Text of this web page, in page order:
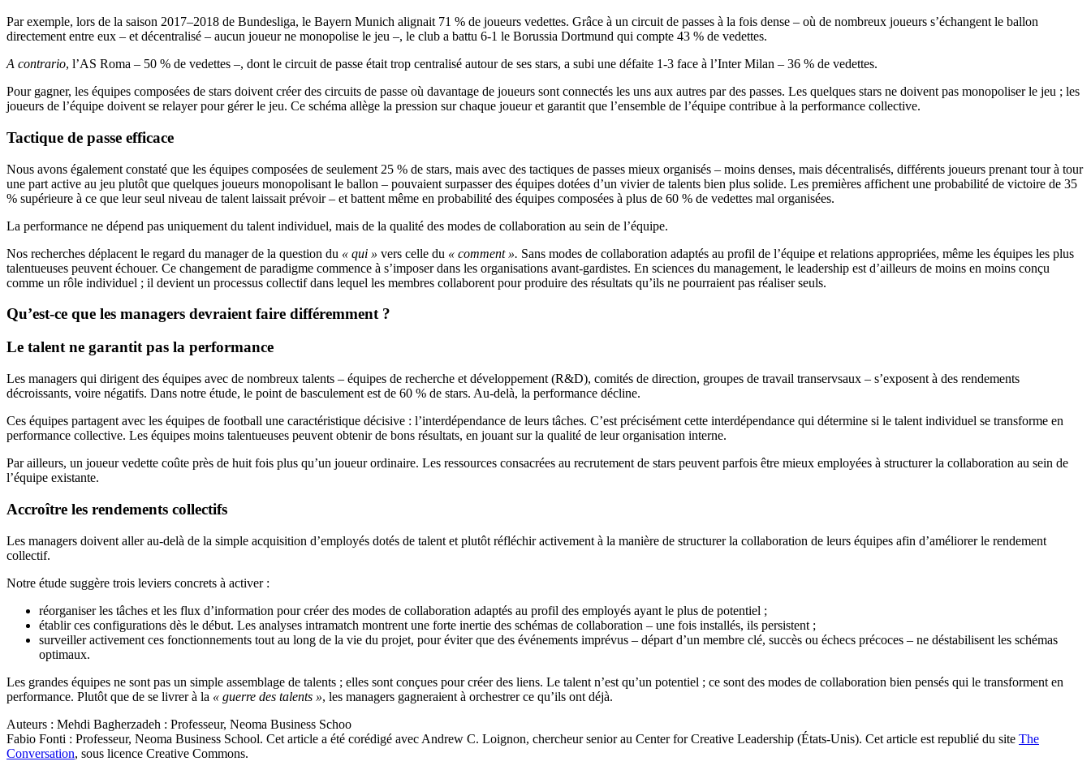
Par exemple, lors de la saison 2017–2018 de Bundesliga, le Bayern Munich alignait 71 % de joueurs vedettes. Grâce à un circuit de passes à la fois dense – où de nombreux joueurs s’échangent le ballon
directement entre eux – et décentralisé – aucun joueur ne monopolise le jeu –, le club a battu 6-1 le Borussia Dortmund qui compte 43 % de vedettes.
A contrario, l’AS Roma – 50 % de vedettes –, dont le circuit de passe était trop centralisé autour de ses stars, a subi une défaite 1-3 face à l’Inter Milan – 36 % de vedettes.
Pour gagner, les équipes composées de stars doivent créer des circuits de passe où davantage de joueurs sont connectés les uns aux autres par des passes. Les quelques stars ne doivent pas monopoliser le jeu ; les
joueurs de l’équipe doivent se relayer pour gérer le jeu. Ce schéma allège la pression sur chaque joueur et garantit que l’ensemble de l’équipe contribue à la performance collective.
Tactique de passe efficace
Nous avons également constaté que les équipes composées de seulement 25 % de stars, mais avec des tactiques de passes mieux organisés – moins denses, mais décentralisés, différents joueurs prenant tour à tour
une part active au jeu plutôt que quelques joueurs monopolisant le ballon – pouvaient surpasser des équipes dotées d’un vivier de talents bien plus solide. Les premières affichent une probabilité de victoire de 35
% supérieure à ce que leur seul niveau de talent laissait prévoir – et battent même en probabilité des équipes composées à plus de 60 % de vedettes mal organisées.
La performance ne dépend pas uniquement du talent individuel, mais de la qualité des modes de collaboration au sein de l’équipe.
Nos recherches déplacent le regard du manager de la question du « qui » vers celle du « comment ». Sans modes de collaboration adaptés au profil de l’équipe et relations appropriées, même les équipes les plus
talentueuses peuvent échouer. Ce changement de paradigme commence à s’imposer dans les organisations avant-gardistes. En sciences du management, le leadership est d’ailleurs de moins en moins conçu
comme un rôle individuel ; il devient un processus collectif dans lequel les membres collaborent pour produire des résultats qu’ils ne pourraient pas réaliser seuls.
Qu’est-ce que les managers devraient faire différemment ?
Le talent ne garantit pas la performance
Les managers qui dirigent des équipes avec de nombreux talents – équipes de recherche et développement (R&D), comités de direction, groupes de travail transervsaux – s’exposent à des rendements
décroissants, voire négatifs. Dans notre étude, le point de basculement est de 60 % de stars. Au-delà, la performance décline.
Ces équipes partagent avec les équipes de football une caractéristique décisive : l’interdépendance de leurs tâches. C’est précisément cette interdépendance qui détermine si le talent individuel se transforme en
performance collective. Les équipes moins talentueuses peuvent obtenir de bons résultats, en jouant sur la qualité de leur organisation interne.
Par ailleurs, un joueur vedette coûte près de huit fois plus qu’un joueur ordinaire. Les ressources consacrées au recrutement de stars peuvent parfois être mieux employées à structurer la collaboration au sein de
l’équipe existante.
Accroître les rendements collectifs
Les managers doivent aller au-delà de la simple acquisition d’employés dotés de talent et plutôt réfléchir activement à la manière de structurer la collaboration de leurs équipes afin d’améliorer le rendement
collectif.
Notre étude suggère trois leviers concrets à activer :
réorganiser les tâches et les flux d’information pour créer des modes de collaboration adaptés au profil des employés ayant le plus de potentiel ;
établir ces configurations dès le début. Les analyses intramatch montrent une forte inertie des schémas de collaboration – une fois installés, ils persistent ;
surveiller activement ces fonctionnements tout au long de la vie du projet, pour éviter que des événements imprévus – départ d’un membre clé, succès ou échecs précoces – ne déstabilisent les schémas
optimaux.
Les grandes équipes ne sont pas un simple assemblage de talents ; elles sont conçues pour créer des liens. Le talent n’est qu’un potentiel ; ce sont des modes de collaboration bien pensés qui le transforment en
performance. Plutôt que de se livrer à la « guerre des talents », les managers gagneraient à orchestrer ce qu’ils ont déjà.
Auteurs : Mehdi Bagherzadeh : Professeur, Neoma Business Schoo
Fabio Fonti : Professeur, Neoma Business School. Cet article a été corédigé avec Andrew C. Loignon, chercheur senior au Center for Creative Leadership (États-Unis). Cet article est republié du site The
Conversation, sous licence Creative Commons.